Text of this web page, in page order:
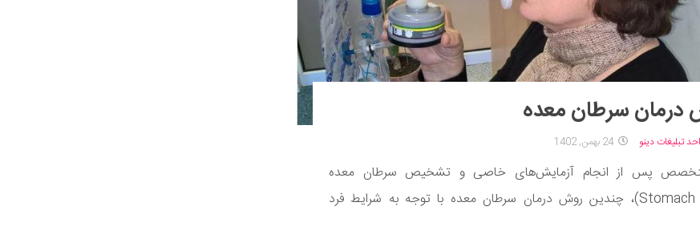
تبلیغات دینو 24 بهمن, 1402
پس از انجام آزمایش‌های خاصی و تشخیص سرطان معده
(Stomach Cancer)، چندین روش درمان سرطان معده با توجه به شرایط‌ فرد